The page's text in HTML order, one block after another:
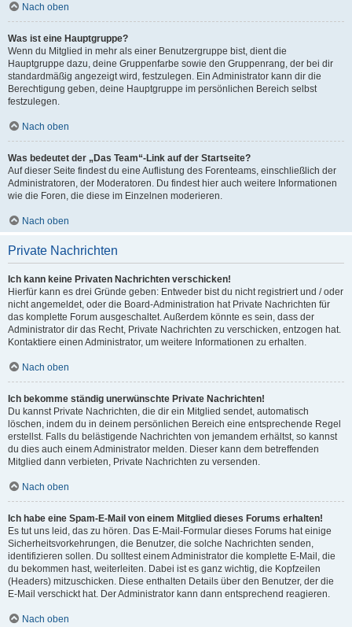
Nach oben
Was ist eine Hauptgruppe?
Wenn du Mitglied in mehr als einer Benutzergruppe bist, dient die
Hauptgruppe dazu, deine Gruppenfarbe sowie den Gruppenrang, der bei dir
standardmäßig angezeigt wird, festzulegen. Ein Administrator kann dir die
Berechtigung geben, deine Hauptgruppe im persönlichen Bereich selbst
festzulegen.
Nach oben
Was bedeutet der „Das Team“-Link auf der Startseite?
Auf dieser Seite findest du eine Auflistung des Forenteams, einschließlich der
Administratoren, der Moderatoren. Du findest hier auch weitere Informationen
wie die Foren, die diese im Einzelnen moderieren.
Nach oben
Private Nachrichten
Ich kann keine Privaten Nachrichten verschicken!
Hierfür kann es drei Gründe geben: Entweder bist du nicht registriert und / oder
nicht angemeldet, oder die Board-Administration hat Private Nachrichten für
das komplette Forum ausgeschaltet. Außerdem könnte es sein, dass der
Administrator dir das Recht, Private Nachrichten zu verschicken, entzogen hat.
Kontaktiere einen Administrator, um weitere Informationen zu erhalten.
Nach oben
Ich bekomme ständig unerwünschte Private Nachrichten!
Du kannst Private Nachrichten, die dir ein Mitglied sendet, automatisch
löschen, indem du in deinem persönlichen Bereich eine entsprechende Regel
erstellst. Falls du belästigende Nachrichten von jemandem erhältst, so kannst
du dies auch einem Administrator melden. Dieser kann dem betreffenden
Mitglied dann verbieten, Private Nachrichten zu versenden.
Nach oben
Ich habe eine Spam-E-Mail von einem Mitglied dieses Forums erhalten!
Es tut uns leid, das zu hören. Das E-Mail-Formular dieses Forums hat einige
Sicherheitsvorkehrungen, die Benutzer, die solche Nachrichten senden,
identifizieren sollen. Du solltest einem Administrator die komplette E-Mail, die
du bekommen hast, weiterleiten. Dabei ist es ganz wichtig, die Kopfzeilen
(Headers) mitzuschicken. Diese enthalten Details über den Benutzer, der die
E-Mail verschickt hat. Der Administrator kann dann entsprechend reagieren.
Nach oben